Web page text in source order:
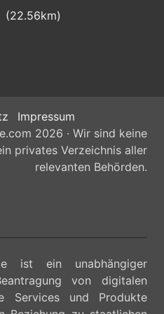
(22.56km)
Impressum
2026 · Wir sind keine
privates Verzeichnis aller
relevanten Behörden.
ist ein unabhängiger
von digitalen
Services und Produkte